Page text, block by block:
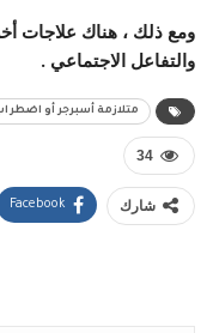
ومع ذلك ، هناك علاجات
والتفاعل الاجتماعي .
متلازمة أسبرجر أو
34
شارك Facebook